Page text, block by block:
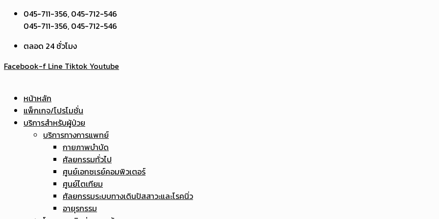
045-711-356, 045-712-546
045-711-356, 045-712-546
ตลอด 24 ชั่วโมง
Facebook-f Line Tiktok Youtube
หน้าหลัก
แพ็กเกจ/โปรโมชั่น
บริการสำหรับผู้ป่วย
บริการทางการแพทย์
กายภาพบำบัด
ศัลยกรรมทั่วไป
ศูนย์เอกซเรย์คอมพิวเตอร์
ศูนย์ไตเทียม
ศัลยกรรมระบบทางเดินปัสสาวะและโรคนิ่ว
อายุรกรรม